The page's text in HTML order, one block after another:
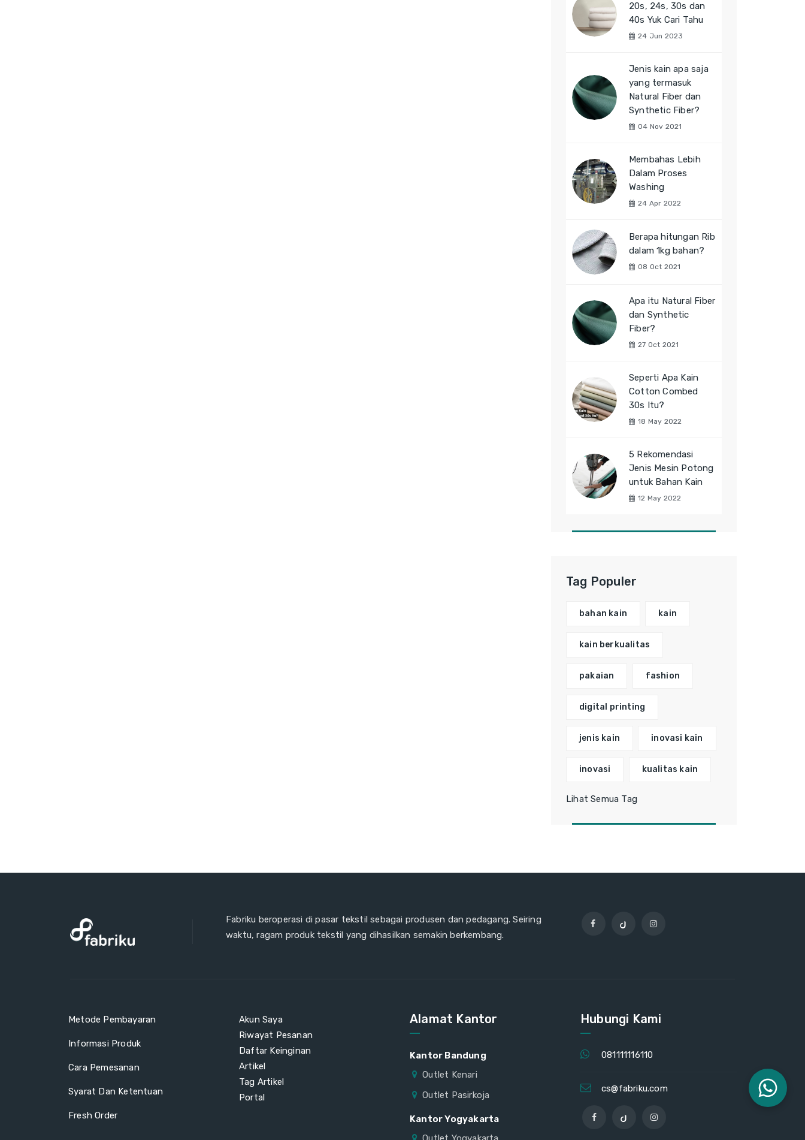
20s, 24s, 30s dan
40s Yuk Cari Tahu
24 Jun 2023
Jenis kain apa saja
yang termasuk
Natural Fiber dan
Synthetic Fiber?
04 Nov 2021
Membahas Lebih
Dalam Proses
Washing
24 Apr 2022
Berapa hitungan Rib
dalam 1kg bahan?
08 Oct 2021
Apa itu Natural Fiber
dan Synthetic
Fiber?
27 Oct 2021
Seperti Apa Kain
Cotton Combed
30s Itu?
18 May 2022
5 Rekomendasi
Jenis Mesin Potong
untuk Bahan Kain
12 May 2022
Tag Populer
bahan kain kain
kain berkualitas
pakaian fashion
digital printing
jenis kain inovasi kain
inovasi kualitas kain
Lihat Semua Tag
Fabriku beroperasi di pasar tekstil sebagai produsen dan pedagang. Seiring
waktu, ragam produk tekstil yang dihasilkan semakin berkembang.
Metode Pembayaran
Informasi Produk
Cara Pemesanan
Syarat Dan Ketentuan
Fresh Order
Akun Saya
Riwayat Pesanan
Daftar Keinginan
Artikel
Tag Artikel
Portal
Alamat Kantor
Kantor Bandung
Outlet Kenari
Outlet Pasirkoja
Kantor Yogyakarta
Hubungi Kami
081111116110
cs@fabriku.com